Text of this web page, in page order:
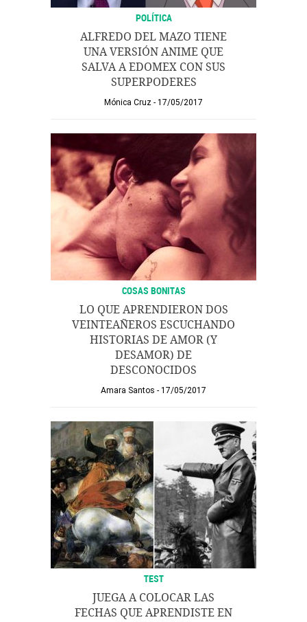
POLÍTICA
ALFREDO DEL MAZO TIENE
UNA VERSIÓN ANIME QUE
SALVA A EDOMEX CON SUS
SUPERPODERES
Mónica Cruz 17/05/2017
COSAS BONITAS
LO QUE APRENDIERON DOS
VEINTEAÑEROS ESCUCHANDO
HISTORIAS DE AMOR (Y
DESAMOR) DE
DESCONOCIDOS
Amara Santos 17/05/2017
TEST
JUEGA A COLOCAR LAS
FECHAS QUE APRENDISTE EN